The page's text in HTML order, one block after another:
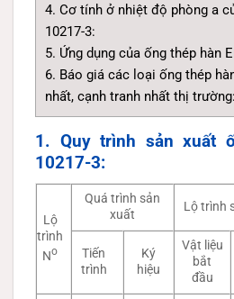
4. Cơ tính ở nhiệt độ phòng a
10217-3:
5. Ứng dụng của ống thép hàn
6. Báo giá các loại ống thép
nhất, cạnh tranh nhất thị trường:
1. Quy trình sản xuất
10217-3:
Lộ
trình
No
Quá trình sản
xuất
Lộ trình
Tiến
trình
Ký
hiệu
Vật liệu
bắt
đầu